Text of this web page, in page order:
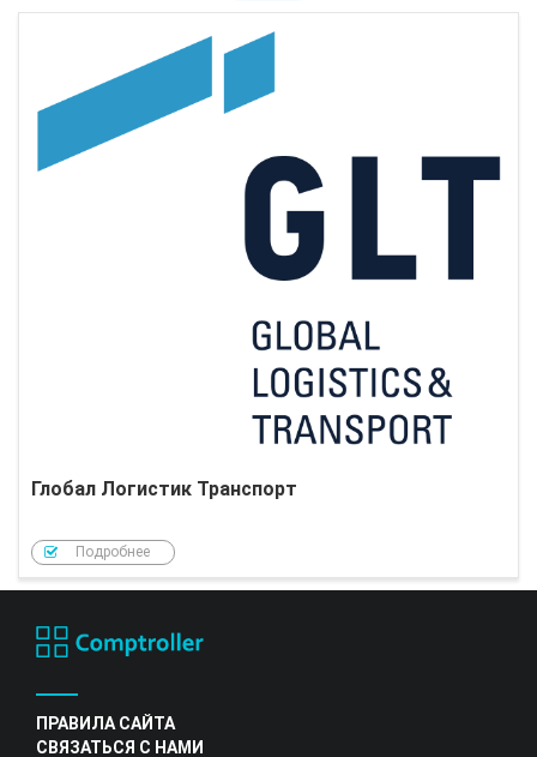
Глобал Логистик Транспорт
Подробнее
ПРАВИЛА САЙТА
СВЯЗАТЬСЯ С НАМИ